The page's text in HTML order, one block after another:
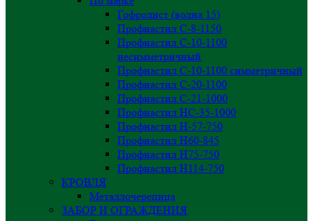
Гофролист (волна 15)
Профнастил С-8-1150
Профнастил С-10-1100
несимметричный
Профнастил С-10-1100 симметричный
Профнастил С-20-1100
Профнастил С-21-1000
Профнастил НС-35-1000
Профнастил H-57-750
Профнастил Н60-845
Профнастил Н75-750
Профнастил Н114-750
КРОВЛЯ
Металлочерепица
ЗАБОР И ОГРАЖДЕНИЯ